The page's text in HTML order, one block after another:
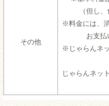
その他
（但し
※料金には、
お支払
※じゃらんネ
じゃらんネッ